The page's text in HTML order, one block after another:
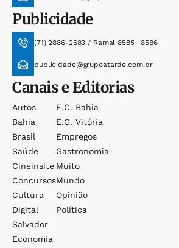
Publicidade
(71) 2886-2683 / Ramal 8585 | 8586
publicidade@grupoatarde.com.br
Canais e Editorias
Autos
Bahia
Brasil
Saúde
Cineinsite
Concursos
Cultura
Digital
Salvador
Economia
E.c. Bahia
E.c. Vitória
Empregos
Gastronomia
Muito
Mundo
Opinião
Política